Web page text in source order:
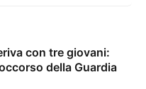
con tre giovani:
della Guardia